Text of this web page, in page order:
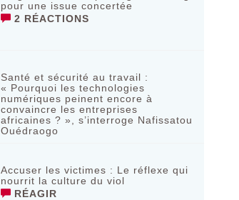
pour une issue concertée
2 RÉACTIONS
Santé et sécurité au travail :
« Pourquoi les technologies
numériques peinent encore à
convaincre les entreprises
africaines ? », s’interroge Nafissatou
Ouédraogo
Accuser les victimes : Le réflexe qui
nourrit la culture du viol
RÉAGIR